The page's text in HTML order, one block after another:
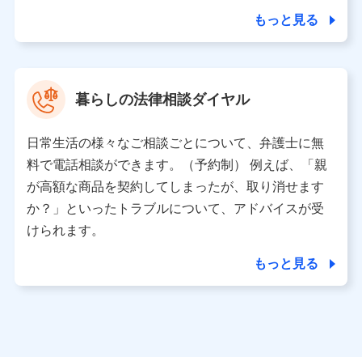
東京都中央区日本橋人形町2-14-10 アーバンネット日本橋
ビル 3F
※ 当社および株式会社NTTドコモは、お客さまの情報を利
データ憲章」に定める行動原則を順守します 。
※ パーソナルデータダッシュボードの「第三者提供の管
理」の設定状態にかかわらず、共同利用する場合がありま
※ dポイントクラブ会員ではないお客さま（2019年12月11
日以降、一度もdポイントクラブ会員であったことがないお
個人データは、こちら の利用目的の範囲内に限って共同利
用します。
もっと見る
暮らしの法律相談ダイヤル
日常生活の様々なご相談ごとについて、弁護士に無
料で電話相談ができます。（予約制） 例えば、「親
が高額な商品を契約してしまったが、取り消せます
か？」といったトラブルについて、アドバイスが受
けられます。
もっと見る